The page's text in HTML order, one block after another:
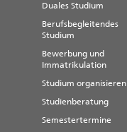
Duales Studium
Berufsbegleitendes
Studium
Bewerbung und
Immatrikulation
Studium organisieren
Studienberatung
Semestertermine